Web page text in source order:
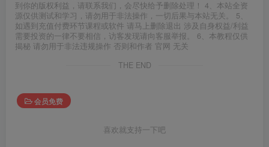
到你的版权利益，请联系我们，会尽快给予删除处理！ 4、本站全资
源仅供测试和学习，请勿用于非法操作，一切后果与本站无关。 5、
如遇到充值付费环节课程或软件 请马上删除退出 涉及自身权益/利益
需要投资的一律不要相信，访客发现请向客服举报。 6、本教程仅供
揭秘 请勿用于非法违规操作 否则和作者 官网 无关
THE END
会员免费
喜欢就支持一下吧